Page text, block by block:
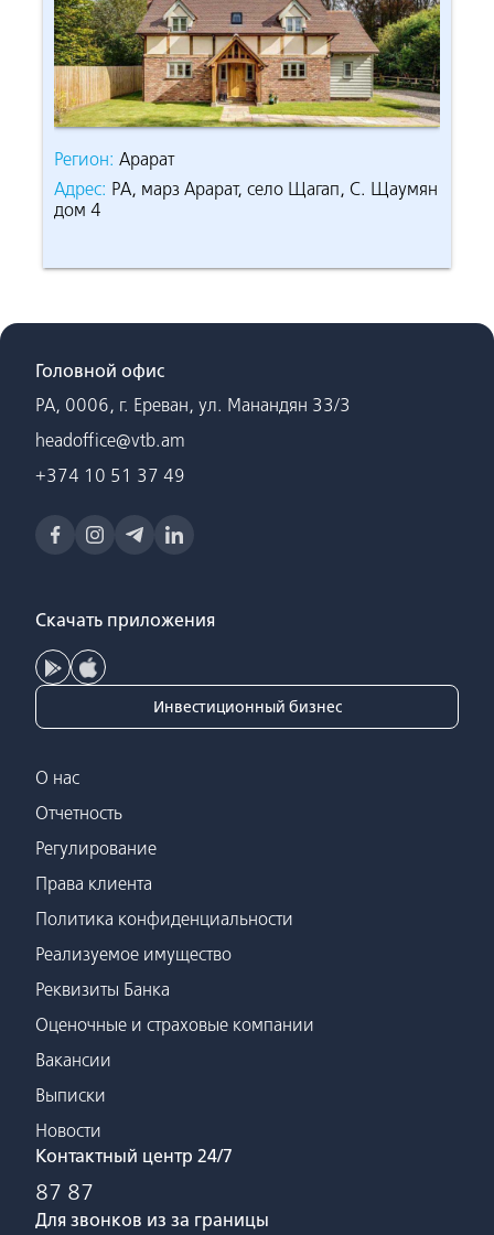
Регион: Арарат
Адрес: РА, марз Арарат, село Щагап, С. Щаумян
дом 4
Головной офис
РА, 0006, г. Ереван, ул. Манандян 33/3
headoffice@vtb.am
+374 10 51 37 49
Скачать приложения
Инвестиционный бизнес
О нас
Отчетность
Регулирование
Права клиента
Политика конфиденциальности
Реализуемое имущество
Реквизиты Банка
Оценочные и страховые компании
Вакансии
Выписки
Новости
Контактный центр 24/7
87 87
Для звонков из за границы